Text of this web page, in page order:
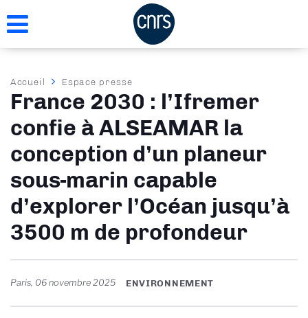
au
Fil
d'Ariane
Accueil Espace presse
France 2030 : l’Ifremer
confie à ALSEAMAR la
conception d’un planeur
sous-marin capable
d’explorer l’Océan jusqu’à
3500 m de profondeur
Paris, 06 novembre 2025 ENVIRONNEMENT